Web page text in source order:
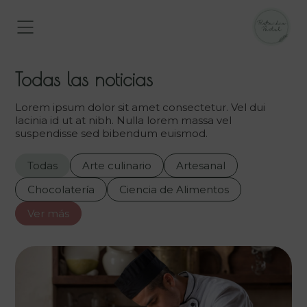
Todas las noticias
Lorem ipsum dolor sit amet consectetur. Vel dui
lacinia id ut at nibh. Nulla lorem massa vel
suspendisse sed bibendum euismod.
Todas Arte culinario
Artesanal
Chocolatería
Ciencia de Alimentos
Ver más